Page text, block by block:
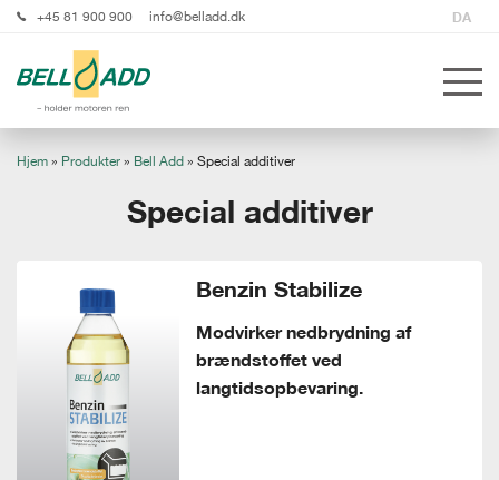
+45 81 900 900 info@belladd.dk DA
Hjem » Produkter » Bell Add » Special additiver
Special additiver
Benzin Stabilize
Modvirker nedbrydning af
brændstoffet ved
langtidsopbevaring.